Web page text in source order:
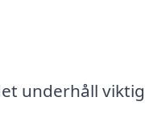
underhåll